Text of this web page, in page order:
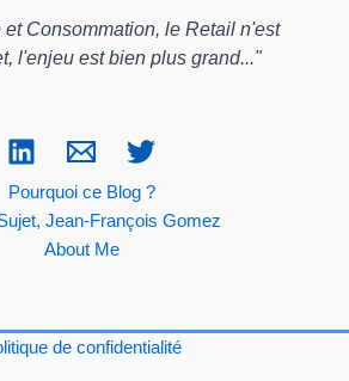
Consommation, le Retail n'est
l'enjeu est bien plus grand..."
Pourquoi ce Blog ?
Jean-François Gomez
About Me
de confidentialité